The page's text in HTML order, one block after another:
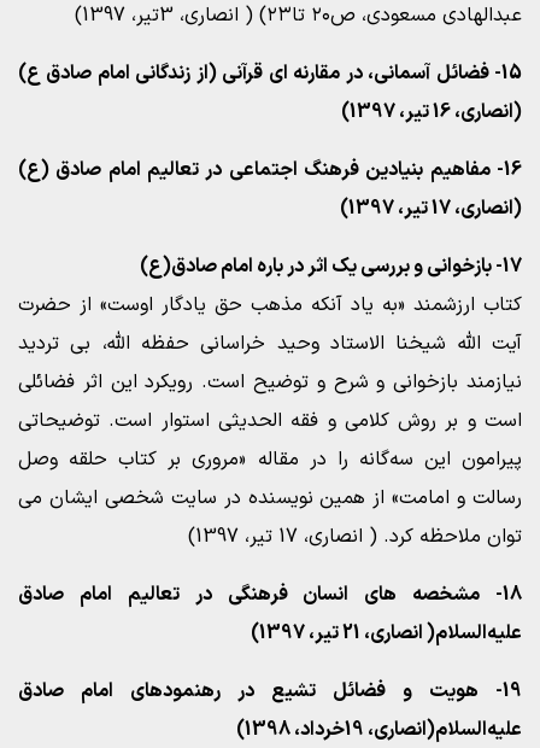
عبدالهادی مسعودی، ص۲۰ تا۲۳) ( انصاری، 3تیر، 1397)
15- فضائل آسمانی، در مقارنه ای قرآنی (از زندگانی امام صادق ع)
(انصاری، 16 تیر، 1397)
16- مفاهیم بنیادین فرهنگ اجتماعی در تعالیم امام صادق (ع)
(انصاری، 17 تیر، 1397)
17- بازخوانی و بررسی یک اثر در باره امام صادق(ع)
کتاب ارزشمند «به یاد آنکه مذهب حق یادگار اوست» از حضرت
آیت الله شیخنا الاستاد وحید خراسانی حفظه الله، بی تردید
نیازمند بازخوانی و شرح و توضیح است. رویکرد این اثر فضائلی
است و بر روش کلامی و فقه الحدیثی استوار است. توضیحاتی
پیرامون این سه‌گانه را در مقاله «مروری بر کتاب حلقه وصل
رسالت و امامت» از همین نویسنده در سایت شخصی ایشان می
توان ملاحظه کرد. ( انصاری، 17 تیر، 1397)
18- مشخصه های انسان فرهنگی در تعالیم امام صادق
علیه‌السلام( انصاری، 21 تیر، 1397)
19- هویت و فضائل تشیع در رهنمودهای امام صادق
علیه‌السلام(انصاری، 19خرداد، 1398)